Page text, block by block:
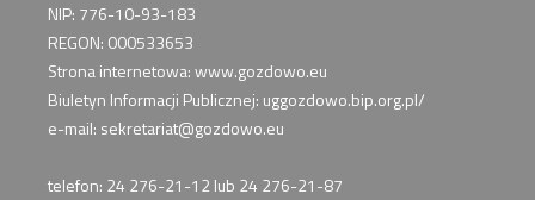
NIP: 776-10-93-183
REGON: 000533653
Strona internetowa: www.gozdowo.eu
Biuletyn Informacji Publicznej: uggozdowo.bip.org.pl/
e-mail: sekretariat@gozdowo.eu
telefon: 24 276-21-12 lub 24 276-21-87